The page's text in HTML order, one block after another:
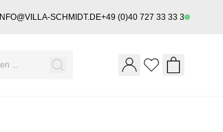
INFO@VILLA-SCHMIDT.DE+49 (0)40 727 33 33 3
Wishlist